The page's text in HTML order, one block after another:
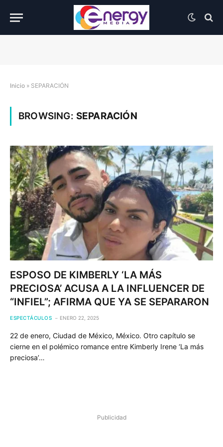
Inicio » SEPARACIÓN
BROWSING: SEPARACIÓN
ESPOSO DE KIMBERLY ‘LA MÁS
PRECIOSA’ ACUSA A LA INFLUENCER DE
“INFIEL”; AFIRMA QUE YA SE SEPARARON
ESPECTÁCULOS ENERO 22, 2025
22 de enero, Ciudad de México, México. Otro capítulo se
cierne en el polémico romance entre Kimberly Irene ‘La más
preciosa’…
Publicidad